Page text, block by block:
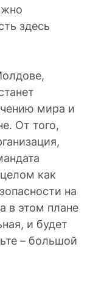
здесь
мира и
От того,
как
на
в этом плане
и будет
– большой